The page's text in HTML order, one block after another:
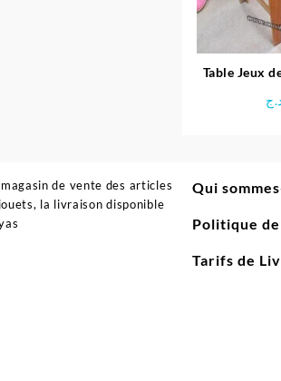
Table Jeux
de vente des articles
la livraison disponible
Qui
Politique
Tarifs de